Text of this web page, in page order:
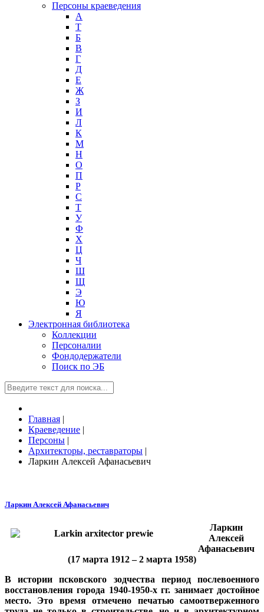
Персоны краеведения
А
T
Б
В
Г
Д
Е
Ж
З
И
Л
К
М
Н
О
П
Р
С
Т
У
Ф
Х
Ц
Ч
Ш
Щ
Э
Ю
Я
Электронная библиотека
Коллекции
Персоналии
Фондодержатели
Поиск по ЭБ
Главная |
Краеведение |
Персоны |
Архитекторы, реставраторы |
Ларкин Алексей Афанасьевич
Ларкин Алексей Афанасьевич
Ларкин
Алексей
Афанасьевич
(17 марта 1912 – 2 марта 1958)
В истории псковского зодчества период послевоенного
восстановления города 1940-1950-х гг. занимает достойное
место. Это время отмечено печатью самоотверженного